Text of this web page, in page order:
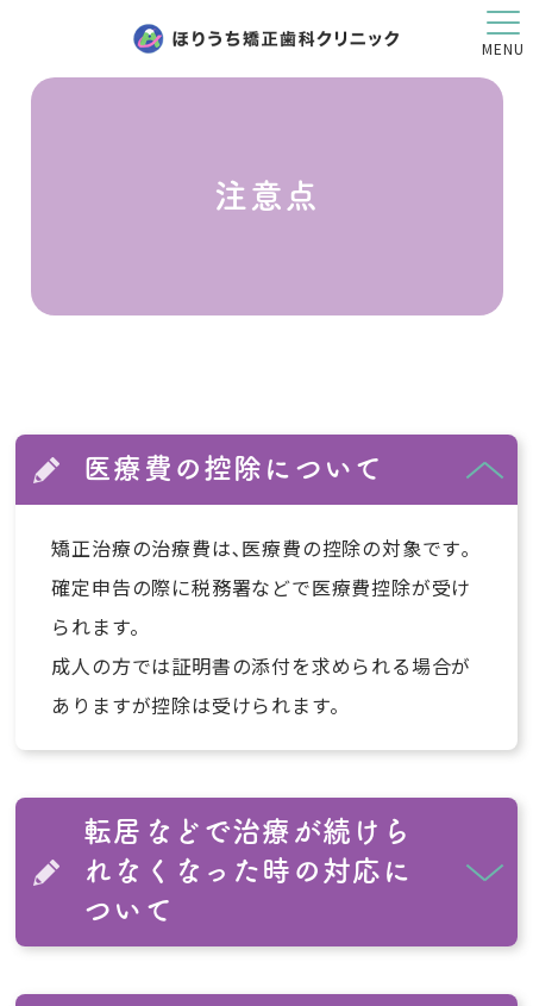
MENU
注意点
医療費の控除について
矯正治療の治療費は､医療費の控除の対象です｡
確定申告の際に税務署などで医療費控除が受け
られます。
成人の方では証明書の添付を求められる場合が
ありますが控除は受けられます。
転居などで治療が続けら
れなくなった時の対応に
ついて